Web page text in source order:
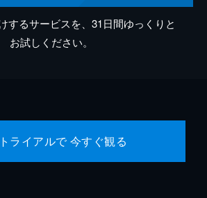
するサービスを、31日間ゆっくりと
お試しください。
ライアルで 今すぐ観る